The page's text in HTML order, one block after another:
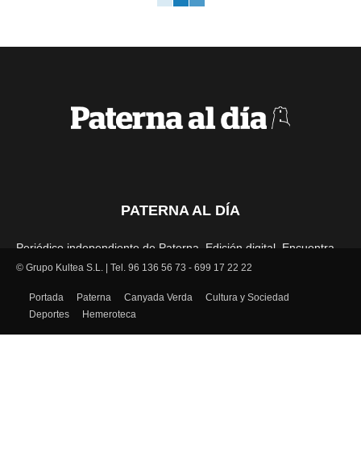
PATERNA AL DÍA
Periódico independiente de Paterna. Edición digital. Encuentra
cada mes en tu punto habitual nuestra edición impresa. Más de
© Grupo Kultea S.L. | Tel. 96 136 56 73 - 699 17 22 22
Portada Paterna Canyada Verda
Cultura y Sociedad
Deportes
Hemeroteca